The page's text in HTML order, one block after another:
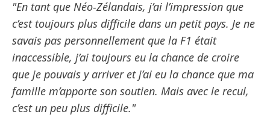
"En tant que Néo-Zélandais, j’ai l’impression que
c’est toujours plus difficile dans un petit pays. Je ne
savais pas personnellement que la F1 était
inaccessible, j’ai toujours eu la chance de croire
que je pouvais y arriver et j’ai eu la chance que ma
famille m’apporte son soutien. Mais avec le recul,
c’est un peu plus difficile."